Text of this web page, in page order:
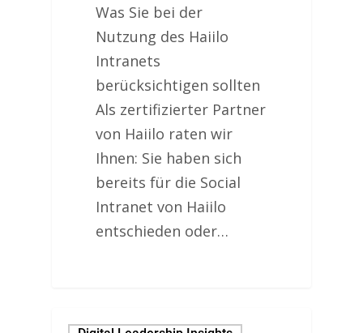
Was Sie bei der
Nutzung des Haiilo
Intranets
berücksichtigen sollten
Als zertifizierter Partner
von Haiilo raten wir
Ihnen: Sie haben sich
bereits für die Social
Intranet von Haiilo
entschieden oder…